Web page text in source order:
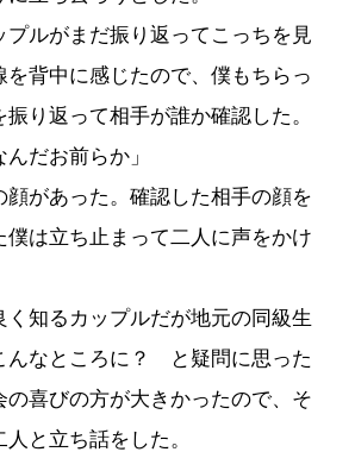
プルがまだ振り返ってこっちを見
を背中に感じたので、僕もちらっ
り返って相手が誰か確認した。
だお前らか」
顔があった。確認した相手の顔を
僕は立ち止まって二人に声をかけ
く知るカップルだが地元の同級生
んなところに？ と疑問に思った
の喜びの方が大きかったので、そ
と立ち話をした。